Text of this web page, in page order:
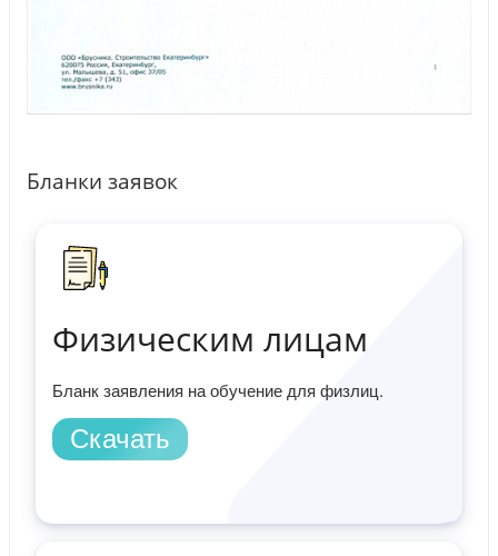
Бланки заявок
Физическим лицам
Бланк заявления на обучение для физлиц.
Скачать